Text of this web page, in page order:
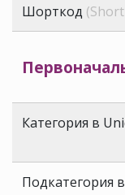
Шорткод
Категория в
Подкатегория в